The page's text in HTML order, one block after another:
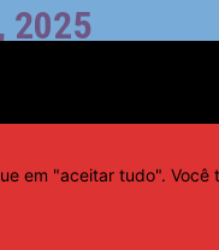
2025
sendo
chance da seleção
lateral Yasmim que
em "aceitar tudo".